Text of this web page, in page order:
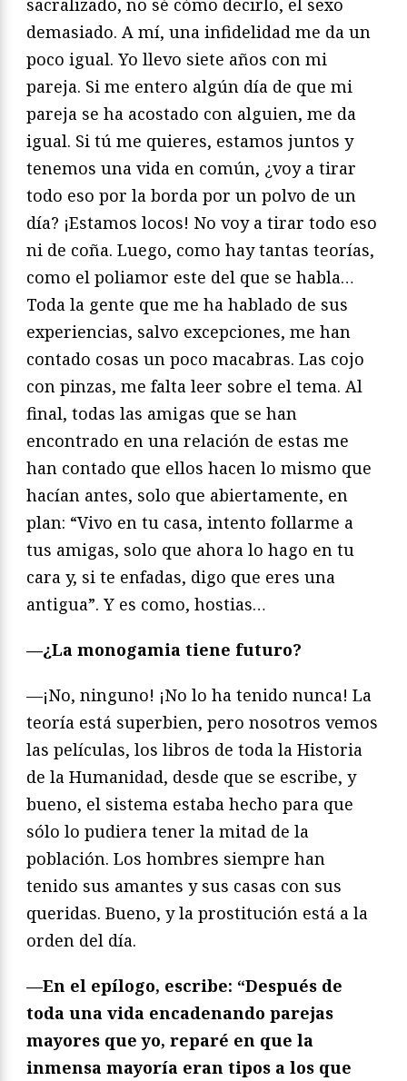
sacralizado, no sé cómo decirlo, el sexo
demasiado. A mí, una infidelidad me da un
poco igual. Yo llevo siete años con mi
pareja. Si me entero algún día de que mi
pareja se ha acostado con alguien, me da
igual. Si tú me quieres, estamos juntos y
tenemos una vida en común, ¿voy a tirar
todo eso por la borda por un polvo de un
día? ¡Estamos locos! No voy a tirar todo eso
ni de coña. Luego, como hay tantas teorías,
como el poliamor este del que se habla…
Toda la gente que me ha hablado de sus
experiencias, salvo excepciones, me han
contado cosas un poco macabras. Las cojo
con pinzas, me falta leer sobre el tema. Al
final, todas las amigas que se han
encontrado en una relación de estas me
han contado que ellos hacen lo mismo que
hacían antes, solo que abiertamente, en
plan: “Vivo en tu casa, intento follarme a
tus amigas, solo que ahora lo hago en tu
cara y, si te enfadas, digo que eres una
antigua”. Y es como, hostias…
—¿La monogamia tiene futuro?
—¡No, ninguno! ¡No lo ha tenido nunca! La
teoría está superbien, pero nosotros vemos
las películas, los libros de toda la Historia
de la Humanidad, desde que se escribe, y
bueno, el sistema estaba hecho para que
sólo lo pudiera tener la mitad de la
población. Los hombres siempre han
tenido sus amantes y sus casas con sus
queridas. Bueno, y la prostitución está a la
orden del día.
—En el epílogo, escribe: “Después de
toda una vida encadenando parejas
mayores que yo, reparé en que la
inmensa mayoría eran tipos a los que